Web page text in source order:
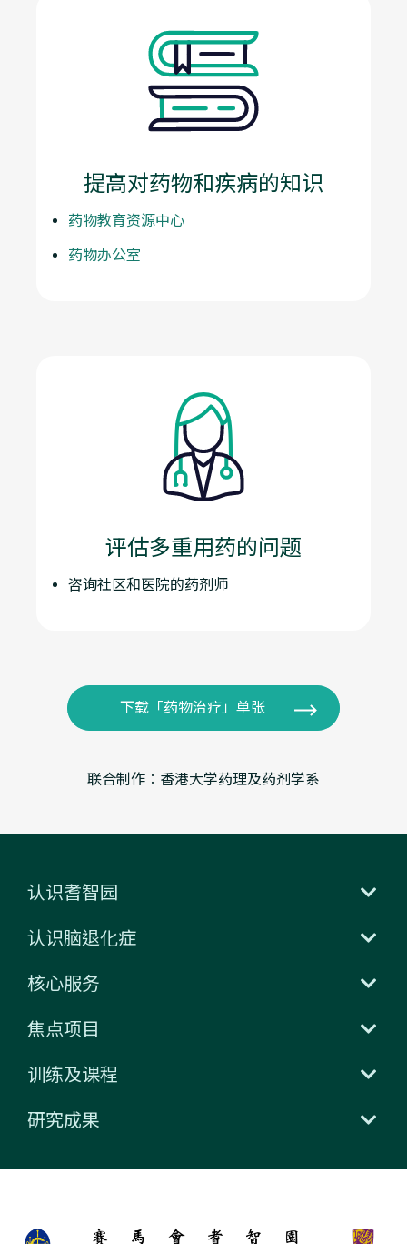
提高对药物和疾病的知识
药物教育资源中心
药物办公室
评估多重用药的问题
咨询社区和医院的药剂师
下载「药物治疗」单张
联合制作︰香港大学药理及药剂学系
认识耆智园
认识脑退化症
核心服务
焦点项目
训练及课程
研究成果